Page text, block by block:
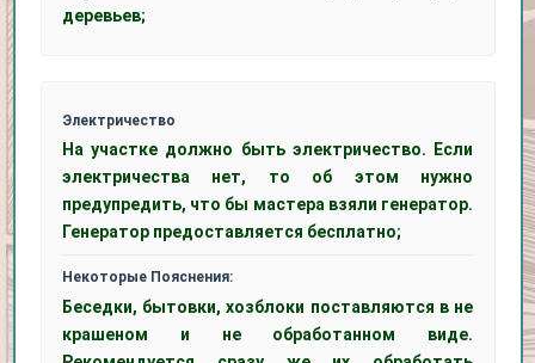
деревьев;
Электричество
На участке должно быть электричество. Если
электричества нет, то об этом нужно
предупредить, что бы мастера взяли генератор.
Генератор предоставляется бесплатно;
Некоторые Пояснения:
Беседки, бытовки, хозблоки поставляются в не
крашеном и не обработанном виде.